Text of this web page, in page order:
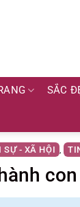
SẮC
SỰ - XÃ HỘI ,